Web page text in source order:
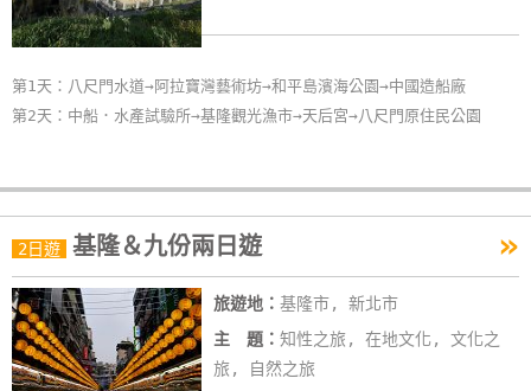
服
聯
Line
線
上
服
紅
第1天：八尺門水道→阿拉寶灣藝術坊→和平島濱海公園→中國造船廠
第2天：中船．水產試驗所→基隆觀光漁市→天后宮→八尺門原住民公園
2日遊 基隆＆九份兩日遊 »
旅遊地： 基隆市, 新北市
主 題： 知性之旅, 在地文化, 文化之
旅, 自然之旅